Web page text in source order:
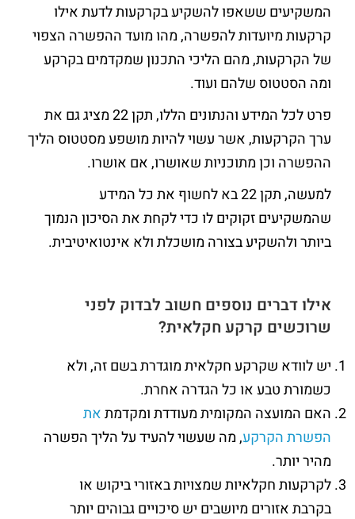
המשקיעים ששאפו להשקיע בקרקעות לדעת אילו
קרקעות מיועדות להפשרה, מהו מועד ההפשרה הצפוי
של הקרקעות, מהם הליכי התכנון שמקדמים בקרקע
ומה הסטטוס שלהם ועוד.
פרט לכל המידע והנתונים הללו, תקן 22 מציג גם את
ערך הקרקעות, אשר עשוי להיות מושפע מסטטוס הליך
ההפשרה וכן מתוכניות שאושרו, אם אושרו.
למעשה, תקן 22 בא לחשוף את כל המידע
שהמשקיעים זקוקים לו כדי לקחת את הסיכון הנמוך
ביותר ולהשקיע בצורה מושכלת ולא אינטואיטיבית.
אילו דברים נוספים חשוב לבדוק לפני
שרוכשים קרקע חקלאית?
יש לוודא שקרקע חקלאית מוגדרת בשם זה, ולא
כשמורת טבע או כל הגדרה אחרת.
האם המועצה המקומית מעודדת ומקדמתאת
הפשרת הקרקע, מה שעשוי להעיד על הליך הפשרה
מהיר יותר.
לקרקעות חקלאיות שמצויות באזורי ביקוש או
בקרבת אזורים מיושבים יש סיכויים גבוהים יותר